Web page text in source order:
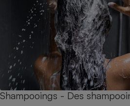
Shampooings - Des